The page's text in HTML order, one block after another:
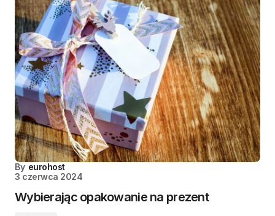
By eurohost
3 czerwca 2024
Wybierając opakowanie na prezent